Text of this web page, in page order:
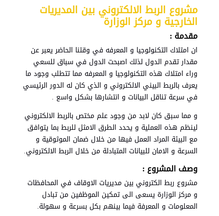
مشروع الربط الالكتروني بين المديريات
الخارجية و مركز الوزارة
مقدمة :
ان امتلاك التكنولوجيا و المعرفه في وقتنا الحاضر يعبر عن
مقدار تقدم الدول لذلك اصبحت الدول في سباق للسعي
وراء امتلاك هذه التكنولوجيا و المعرفه مما تتطلب وجود ما
يعرف بالربط البيني الالكتروني و الذي كان له الدور الرئيسي
في سرعة تناقل البيانات و انتشارها بشكل واسع .
و مما سبق كان لابد من وجود علم مختص بالربط الالكتروني
لينظم هذه العملية و يحدد الطرق الامثل للربط بما يتوافق
مع البيئة المراد العمل فيها من خلال ضمان الموثوقية و
السرعة و الامان للبيانات المتبادلة من خلال الربط الالكتروني.
وصف المشروع :
مشروع ربط الكتروني بين مديريات الاوقاف في المحافظات
و مركز الوزارة يسعى الى تمكين الموظفين من تبادل
المعلومات و المعرفة فيما بينهم بكل بسرعة و سهولة.